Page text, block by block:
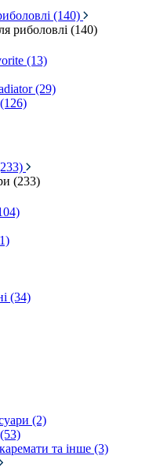
(140)
риболовлі (140)
(13)
(29)
(233)
(34)
(2)
та інше (3)